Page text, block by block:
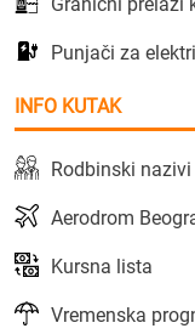
Punjači za
INFO KUTAK
Rodbinski nazivi
Aerodrom
Kursna lista
Vremenska